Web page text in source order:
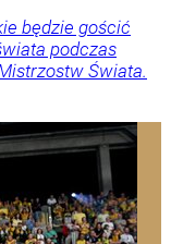
będzie gościć
podczas
Świata.